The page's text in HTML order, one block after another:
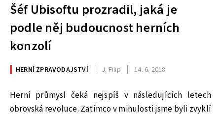
Šéf Ubisoftu prozradil, jaká je
podle něj budoucnost herních
konzolí
HERNÍ ZPRAVODAJSTVÍ J. Filip 14. 6. 2018
Herní průmysl čeká nejspíš v následujících letech
obrovská revoluce. Zatímco v minulosti jsme byli zvyklí